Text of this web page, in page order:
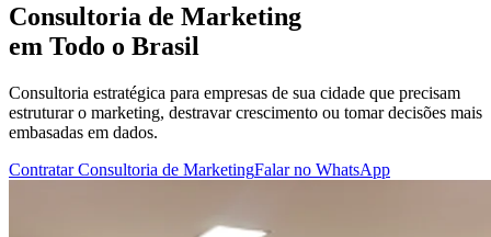
Consultoria de Marketing
em Todo o Brasil
Consultoria estratégica para empresas de sua cidade que precisam
estruturar o marketing, destravar crescimento ou tomar decisões mais
embasadas em dados.
ContratarConsultoria de MarketingFalar no WhatsApp